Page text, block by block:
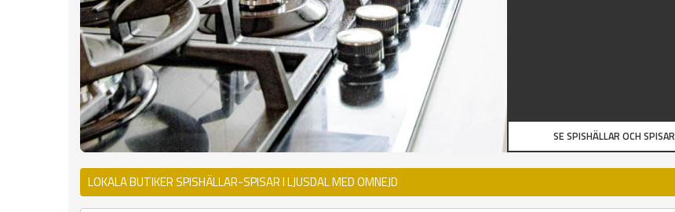
SE SPISHÄLLAR OCH
LOKALA BUTIKER SPISHÄLLAR-SPISAR I LJUSDAL MED OMNEJD